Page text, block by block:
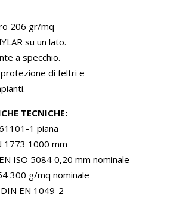
206 gr/mq
su un lato.
a specchio.
di feltri e
TECNICHE:
1 piana
1773 1000 mm
ISO 5084 0,20 mm nominale
300 g/mq nominale
EN 1049-2